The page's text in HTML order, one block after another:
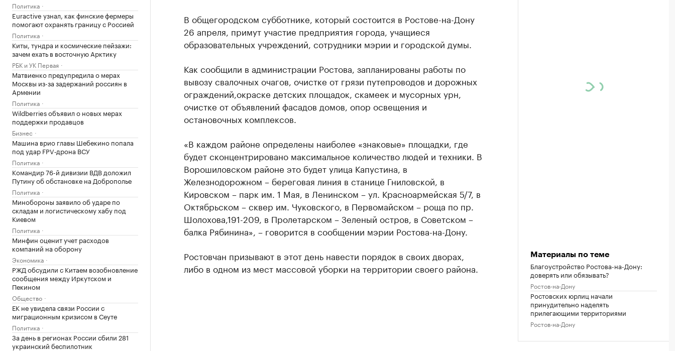
Политика
Euractive узнал, как финские фермеры
помогают охранять границу с Россией
Политика
Киты, тундра и космические пейзажи:
зачем ехать в восточную Арктику
РБК и УК Первая
Матвиенко предупредила о мерах
Москвы из-за задержаний россиян в
Армении
Политика
Wildberries объявил о новых мерах
поддержки продавцов
Бизнес
Машина врио главы Шебекино попала
под удар FPV‑дрона ВСУ
Политика
Командир 76-й дивизии ВДВ доложил
Путину об обстановке на Доброполье
Политика
Минобороны заявило об ударе по
складам и логистическому хабу под
Киевом
Политика
Минфин оценит учет расходов
компаний на оборону
Экономика
РЖД обсудили с Китаем возобновление
сообщения между Иркутском и
Пекином
Общество
ЕК не увидела связи России с
миграционным кризисом в Сеуте
Политика
За день в регионах России сбили 281
украинский беспилотник
В общегородском субботнике, который состоится в Ростове-на-Дону
26 апреля, примут участие предприятия города, учащиеся
образовательных учреждений, сотрудники мэрии и городской думы.
Как сообщили в администрации Ростова, запланированы работы по
вывозу свалочных очагов, очистке от грязи путепроводов и дорожных
ограждений,окраске детских площадок, скамеек и мусорных урн,
очистке от объявлений фасадов домов, опор освещения и
остановочных комплексов.
«В каждом районе определены наиболее «знаковые» площадки, где
будет сконцентрировано максимальное количество людей и техники. В
Ворошиловском районе это будет улица Капустина, в
Железнодорожном – береговая линия в станице Гниловской, в
Кировском – парк им. 1 Мая, в Ленинском – ул. Красноармейская 5/7, в
Октябрьском – сквер им. Чуковского, в Первомайском – роща по пр.
Шолохова,191-209, в Пролетарском – Зеленый остров, в Советском –
балка Рябинина», – говорится в сообщении мэрии Ростова-на-Дону.
Ростовчан призывают в этот день навести порядок в своих дворах,
либо в одном из мест массовой уборки на территории своего района.
Материалы по теме
Благоустройство Ростова-на-Дону:
доверять или обязывать?
Ростов-на-Дону
Ростовских юрлиц начали
принудительно наделять
прилегающими территориями
Ростов-на-Дону